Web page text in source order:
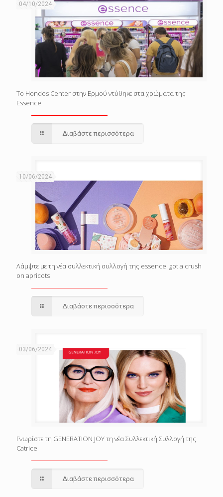
04/10/2024
Το Hondos Center στην Ερμού ντύθηκε στα χρώματα της
Essence
Διαβάστε περισσότερα
10/06/2024
Λάμψτε με τη νέα συλλεκτική συλλογή της essence: got a crush
on apricots
Διαβάστε περισσότερα
03/06/2024
Γνωρίστε τη GENERATION JOY τη νέα Συλλεκτική Συλλογή της
Catrice
Διαβάστε περισσότερα